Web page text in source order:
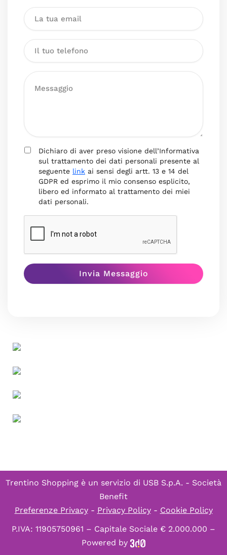
Dichiaro di aver preso visione dell’Informativa
sul trattamento dei dati personali presente al
seguente link ai sensi degli artt. 13 e 14 del
GDPR ed esprimo il mio consenso esplicito,
libero ed informato al trattamento dei miei
dati personali.
Trentino Shopping è un servizio di USB S.p.A. - Società
Benefit
Preferenze Privacy- Privacy Policy- Cookie Policy
P.IVA: 11905750961 – Capitale Sociale € 2.000.000 –
Powered by